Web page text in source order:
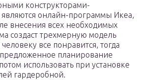
конструкторами-
онлайн-программы Икеа,
внесения всех необходимых
создаст трехмерную модель
все понравится, тогда
планирование
использовать при установке
гардеробной.